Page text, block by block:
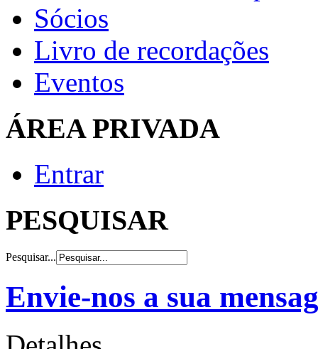
Sócios
Livro de recordações
Eventos
ÁREA PRIVADA
Entrar
PESQUISAR
Pesquisar...
Envie-nos a sua